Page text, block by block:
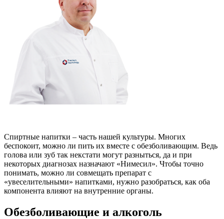
Спиртные напитки – часть нашей культуры. Многих
беспокоит, можно ли пить их вместе с обезболивающим. Ведь
голова или зуб так некстати могут разныться, да и при
некоторых диагнозах назначают «Нимесил». Чтобы точно
понимать, можно ли совмещать препарат с
«увеселительными» напитками, нужно разобраться, как оба
компонента влияют на внутренние органы.
Обезболивающие и алкоголь